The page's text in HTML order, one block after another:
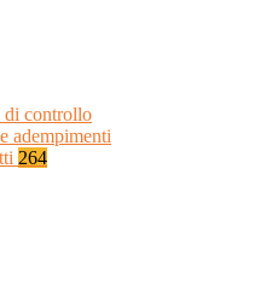
di controllo
adempimenti
264